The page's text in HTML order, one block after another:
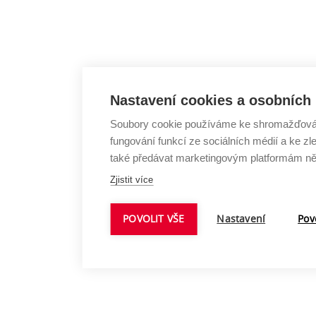
Nastavení cookies a osobních
Soubory cookie používáme ke
fungování funkcí ze sociálních médií a ke
také předávat marketingovým platformám
Zjistit více
POVOLIT VŠE Nastavení